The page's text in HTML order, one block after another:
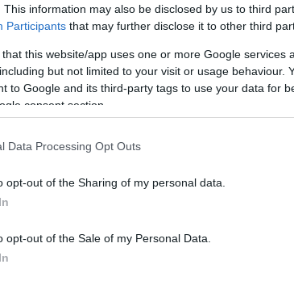
This information may also be disclosed by us to third
Participants that may further disclose it to other third
that this website/app uses one or more Google services
but not limited to your visit or usage behaviour.
to Google and its third-party tags to use your data for
consent section.
Data Processing Opt Outs
opt-out of the Sharing of my personal data.
opt-out of the Sale of my Personal Data.
την ακρίβεια τα χρόνια έχουν περάσει
σουτάρει με εξαιρετικά ποσοστά για να
over.
μονάδες
τους 80 πόντους κόντρα στην
και πολλά πράγματα. Επομένως αν
ομάδας ποιος θα σκοράρει αν όχι ο
παίκτης σκοράρει με πολλούς
μιλάμε για το πρώτο παιχνίδι του